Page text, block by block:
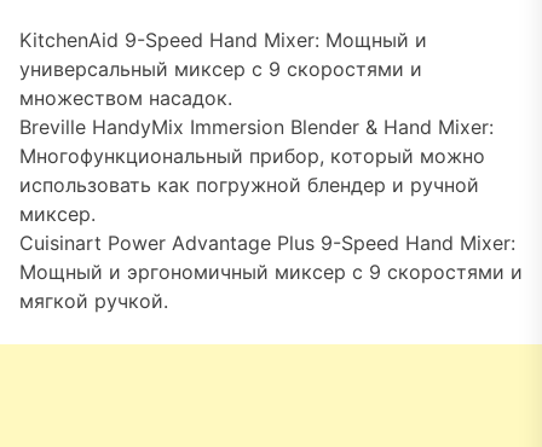
KitchenAid 9-Speed Hand Mixer: Мощный и
универсальный миксер с 9 скоростями и
множеством насадок.
Breville HandyMix Immersion Blender & Hand Mixer:
Многофункциональный прибор, который можно
использовать как погружной блендер и ручной
миксер.
Cuisinart Power Advantage Plus 9-Speed Hand Mixer:
Мощный и эргономичный миксер с 9 скоростями и
мягкой ручкой.